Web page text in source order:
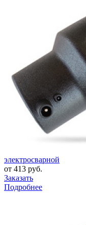
электросварной
от 413 руб.
Заказать
Подробнее